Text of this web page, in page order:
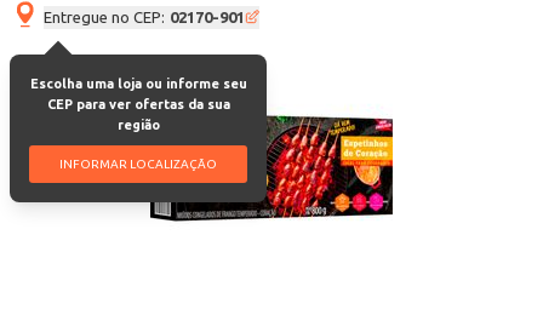
Entregue no CEP: 02170-901
Escolha uma loja ou informe seu
CEP para ver ofertas da sua
região
INFORMAR LOCALIZAÇÃO